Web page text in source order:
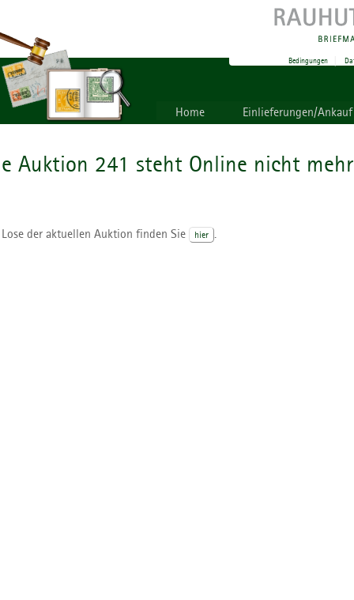
Bedingungen|
Home Einlieferungen/Ankauf
Auktion 241 steht Online nicht
der aktuellen Auktion finden Sie hier